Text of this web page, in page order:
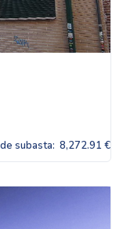
subasta: 8,272.91 €